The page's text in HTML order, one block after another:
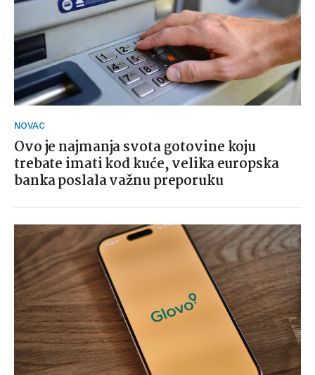
NOVAC
Ovo je najmanja svota gotovine koju
trebate imati kod kuće, velika europska
banka poslala važnu preporuku